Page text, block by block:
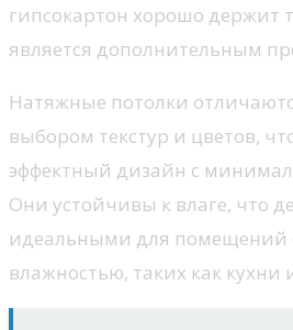
гипсокартон хорошо держит
является дополнительным
Натяжные потолки
выбором текстур и цветов,
эффектный дизайн с
Они устойчивы к влаге, что
идеальными для помещений
влажностью, таких как